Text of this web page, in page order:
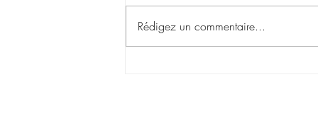
Rédigez un commentaire...